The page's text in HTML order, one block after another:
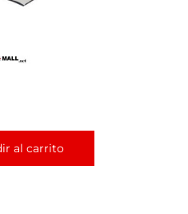
al carrito